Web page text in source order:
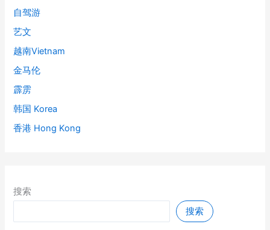
自驾游
艺文
越南Vietnam
金马伦
霹雳
韩国 Korea
香港 Hong Kong
搜索
搜索